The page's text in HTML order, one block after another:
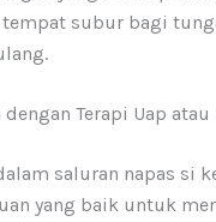
subur bagi
Terapi Uap
saluran napas si
yang baik untuk